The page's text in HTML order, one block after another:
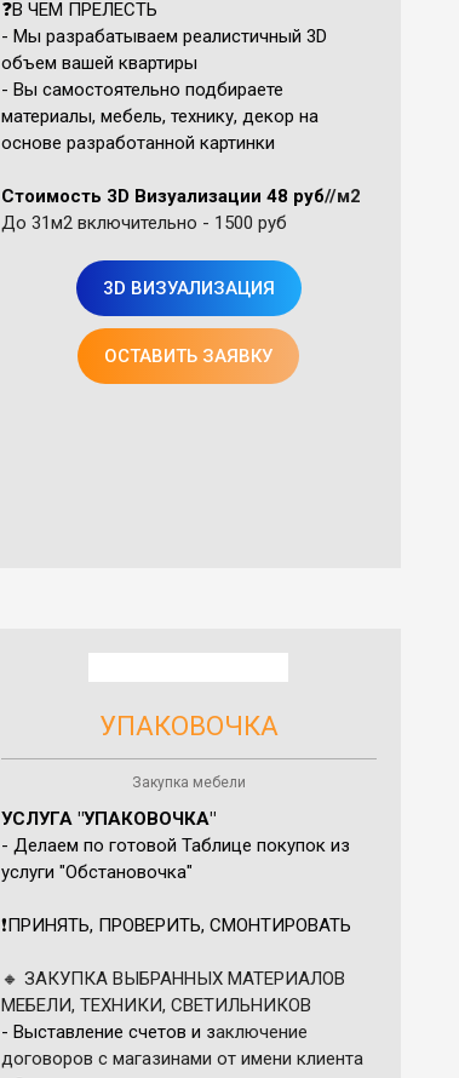
❓В ЧЕМ ПРЕЛЕСТЬ
- Мы разрабатываем реалистичный 3D
объем вашей квартиры
- Вы самостоятельно подбираете
материалы, мебель, технику, декор на
основе разработанной картинки
Стоимость 3D Визуализации 48 руб//м2
До 31м2 включительно - 1500 руб
3D ВИЗУАЛИЗАЦИЯ
ОСТАВИТЬ ЗАЯВКУ
УПАКОВОЧКА
Закупка мебели
УСЛУГА "УПАКОВОЧКА"
- Делаем по готовой Таблице покупок из
услуги "Обстановочка"
❗️ПРИНЯТЬ, ПРОВЕРИТЬ, СМОНТИРОВАТЬ
🔸 ЗАКУПКА ВЫБРАННЫХ МАТЕРИАЛОВ
МЕБЕЛИ, ТЕХНИКИ, СВЕТИЛЬНИКОВ
- Выставление счетов и заключение
договоров с магазинами от имени клиента